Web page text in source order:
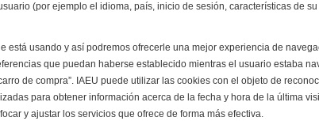
(por ejemplo el idioma, país, inicio de sesión, características de
usando y así podremos ofrecerle una mejor experiencia de
que puedan haberse establecido mientras el usuario estaba
de compra”. IAEU puede utilizar las cookies con el objeto de
para obtener información acerca de la fecha y hora de la última
y ajustar los servicios que ofrece de forma más efectiva.